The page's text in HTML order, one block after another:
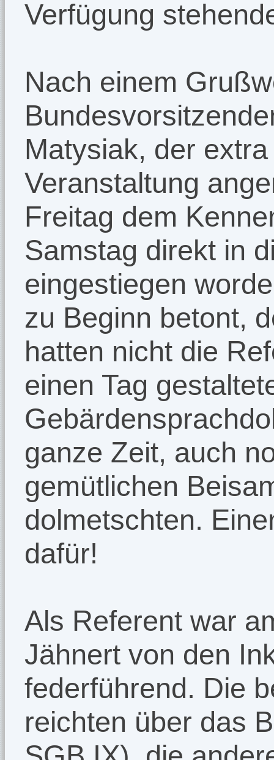
Verfügung
Nach einem
Matysiak, der
Veranstaltung
Freitag dem
Samstag direkt in
eingestiegen
zu Beginn betont,
hatten nicht die
einen Tag
ganze Zeit, auch
gemütlichen
dolmetschten.
dafür!
Als Referent war
Jähnert von den
federführend. Die
reichten über das